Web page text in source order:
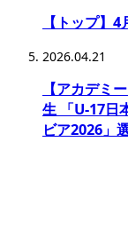
【トップ】
2026.04.21
【アカデミ
生 「U-17日
ビア2026」